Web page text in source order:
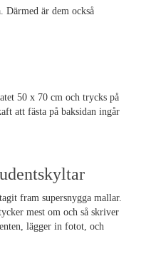
är dem också
50 x 70 cm och trycks på
att fästa på baksidan ingår
fram supersnygga mallar.
mest om och så skriver
lägger in fotot, och